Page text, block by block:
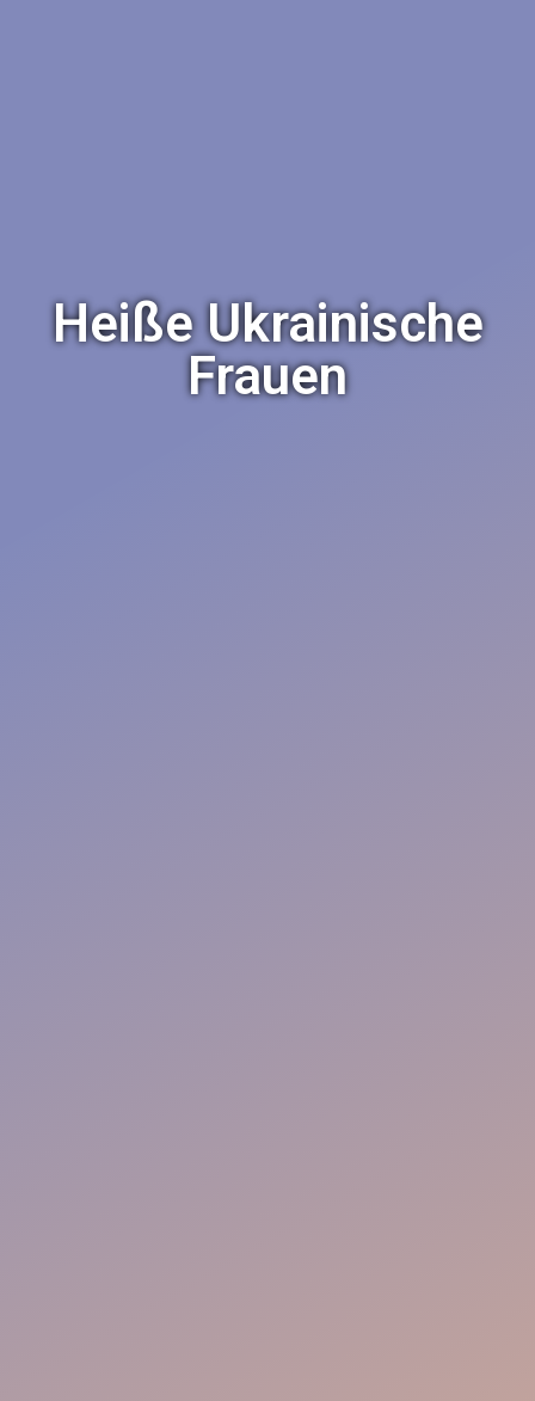
Heiße Ukrainische
Frauen